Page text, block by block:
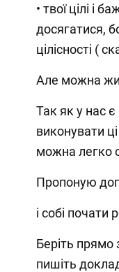
• твої цілі і
досягатися,
цілісності (
Але можна
Так як у нас є
виконувати
можна легко
Пропоную
і собі почати
Беріть прямо
пишіть